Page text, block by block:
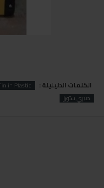
الكلمات الدليليلة : in Plastic
صبري ستورز